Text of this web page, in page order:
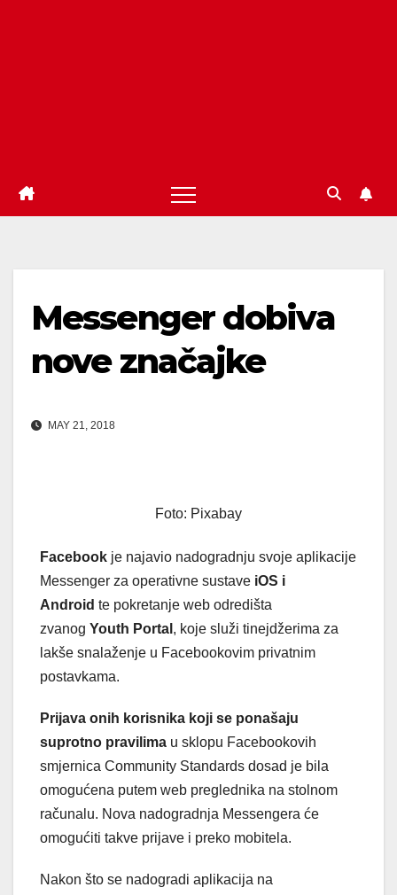
Messenger dobiva
nove značajke
MAY 21, 2018
Foto: Pixabay
Facebook je najavio nadogradnju svoje aplikacije
Messenger za operativne sustave iOS i
Android te pokretanje web odredišta
zvanog Youth Portal , koje služi tinejdžerima za
lakše snalaženje u Facebookovim privatnim
postavkama.
Prijava onih korisnika koji se ponašaju
suprotno pravilima u sklopu Facebookovih
smjernica Community Standards dosad je bila
omogućena putem web preglednika na stolnom
računalu. Nova nadogradnja Messengera će
omogućiti takve prijave i preko mobitela.
Nakon što se nadogradi aplikacija na